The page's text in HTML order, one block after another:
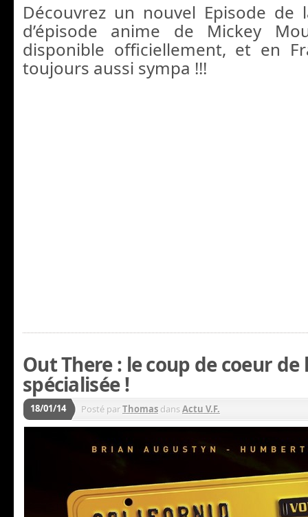
Découvrez un nouvel Episode de
d’épisode anime de Mickey
disponible officiellement, et en
toujours aussi sympa !!!
Out There : le coup de coeur de
spécialisée !
18/01/14 Posté parThomas dansActu V.F.